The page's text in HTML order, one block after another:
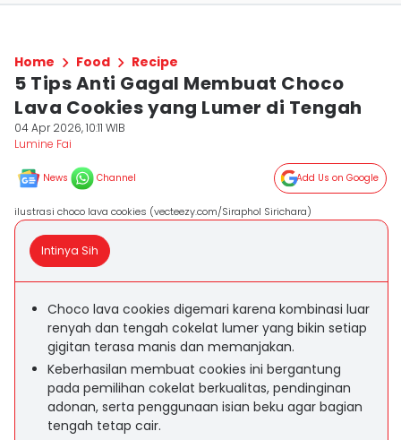
Home Food Recipe
5 Tips Anti Gagal Membuat Choco
Lava Cookies yang Lumer di Tengah
04 Apr 2026, 10:11 WIB
Lumine Fai
News Channel Add Us on Google
ilustrasi choco lava cookies (vecteezy.com/Siraphol Sirichara)
Intinya Sih
Choco lava cookies digemari karena kombinasi luar
renyah dan tengah cokelat lumer yang bikin setiap
gigitan terasa manis dan memanjakan.
Keberhasilan membuat cookies ini bergantung
pada pemilihan cokelat berkualitas, pendinginan
adonan, serta penggunaan isian beku agar bagian
tengah tetap cair.